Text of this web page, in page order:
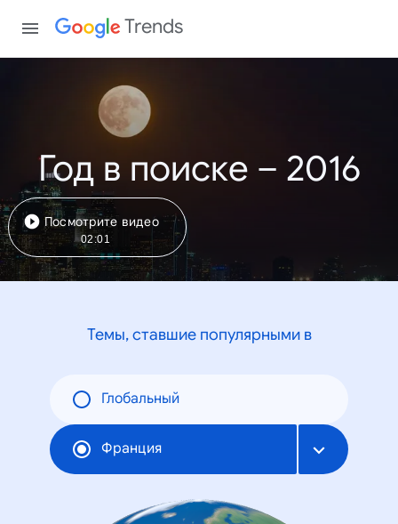
Trends
Год в поиске – 2016
Посмотрите видео
02:01
Темы, ставшие популярными в
Глобальный
Франция